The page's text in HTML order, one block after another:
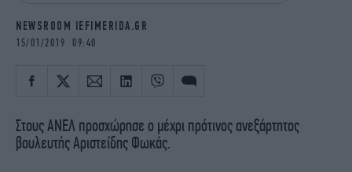
OSCARS
NEWSROOM IEFIMERIDA.GR
15/01/2019 09:40
Στους ΑΝΕΛ προσχώρησε ο μέχρι πρότινος ανεξάρτητος
βουλευτής Αριστείδης Φωκάς.